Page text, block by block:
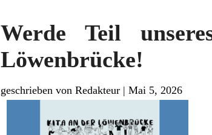
Werde Teil
Löwenbrücke!
geschrieben von Redakteur | Mai 5, 2026